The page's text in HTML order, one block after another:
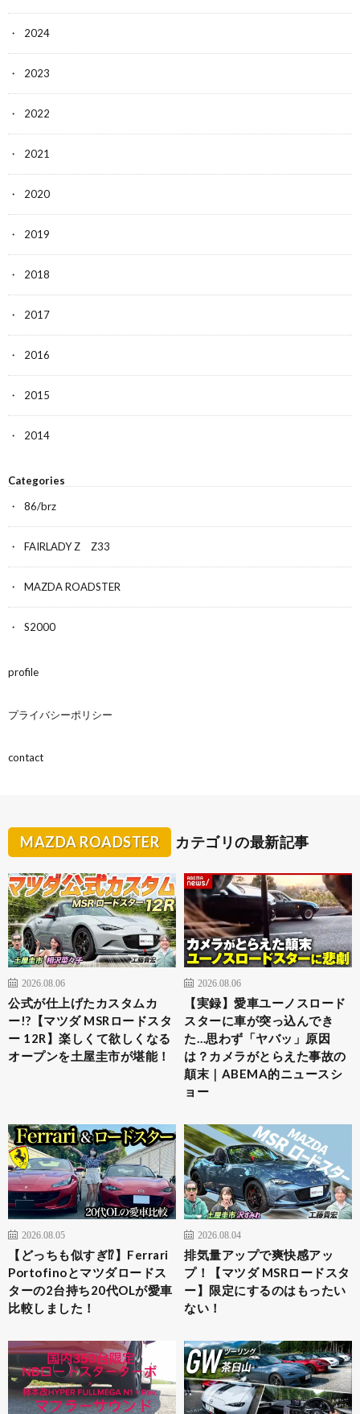
2024
2023
2022
2021
2020
2019
2018
2017
2016
2015
2014
Categories
86/brz
FAIRLADY Z Z33
MAZDA ROADSTER
S2000
profile
プライバシーポリシー
contact
MAZDA ROADSTER カテゴリの最新記事
2026.08.06
公式が仕上げたカスタムカ
ー!?【マツダ MSRロードスタ
ー 12R】楽しくて欲しくなる
オープンを土屋圭市が堪能！
2026.08.06
【実録】愛車ユーノスロード
スターに車が突っ込んでき
た…思わず「ヤバッ」原因
は？カメラがとらえた事故の
顛末｜ABEMA的ニュースシ
ョー
2026.08.05
【どっちも似すぎ⁉︎】Ferrari
Portofinoとマツダロードス
ターの2台持ち20代OLが愛車
比較しました！
2026.08.04
排気量アップで爽快感アッ
プ！【マツダ MSRロードスタ
ー】限定にするのはもったい
ない！